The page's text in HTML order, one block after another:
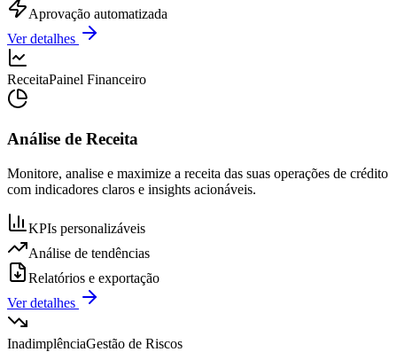
Aprovação automatizada
Ver detalhes
ReceitaPainel Financeiro
Análise de Receita
Monitore, analise e maximize a receita das suas operações de crédito
com indicadores claros e insights acionáveis.
KPIs personalizáveis
Análise de tendências
Relatórios e exportação
Ver detalhes
InadimplênciaGestão de Riscos